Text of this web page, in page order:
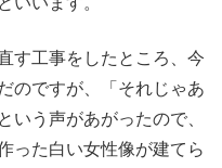
す工事をしたところ、今
のですが、「それじゃあ
いう声があがったので、
った白い女性像が建てら